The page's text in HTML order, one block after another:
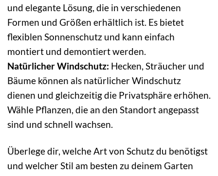
und elegante Lösung, die in verschiedenen
Formen und Größen erhältlich ist. Es bietet
flexiblen Sonnenschutz und kann einfach
montiert und demontiert werden.
Natürlicher Windschutz: Hecken, Sträucher und
Bäume können als natürlicher Windschutz
dienen und gleichzeitig die Privatsphäre erhöhen.
Wähle Pflanzen, die an den Standort angepasst
sind und schnell wachsen.
Überlege dir, welche Art von Schutz du benötigst
und welcher Stil am besten zu deinem Garten